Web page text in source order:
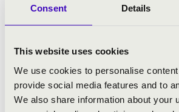
Consent Details
This website uses cookies
We use cookies to personalise
provide social media features and to
We also share information about your
2017 óta a
Felvidéki
koncertsorozatot,
megrendeznek a
kultúrájának és
megőrzése érdekében.